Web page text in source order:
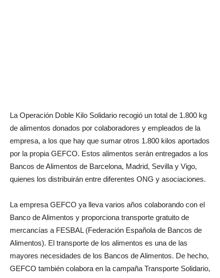
La Operación Doble Kilo Solidario recogió un total de 1.800 kg
de alimentos donados por colaboradores y empleados de la
empresa, a los que hay que sumar otros 1.800 kilos aportados
por la propia GEFCO. Estos alimentos serán entregados a los
Bancos de Alimentos de Barcelona, Madrid, Sevilla y Vigo,
quienes los distribuirán entre diferentes ONG y asociaciones.
La empresa GEFCO ya lleva varios años colaborando con el
Banco de Alimentos y proporciona transporte gratuito de
mercancías a FESBAL (Federación Española de Bancos de
Alimentos). El transporte de los alimentos es una de las
mayores necesidades de los Bancos de Alimentos. De hecho,
GEFCO también colabora en la campaña Transporte Solidario,